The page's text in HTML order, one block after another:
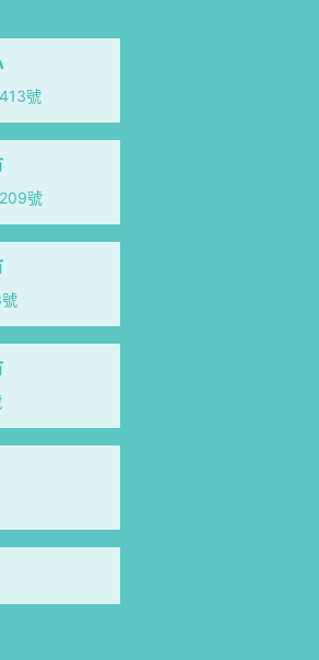
號
號